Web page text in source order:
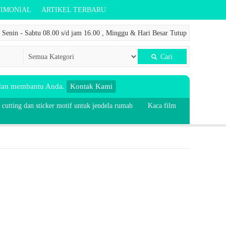
ARTIKEL TERBARU
- Sabtu 08.00 s/d jam 16.00 , Minggu & Hari Besar Tutup
Cari
membantu Anda. Kontak Kami
cutting dan sticker motif untuk jendela rumah Kaca film